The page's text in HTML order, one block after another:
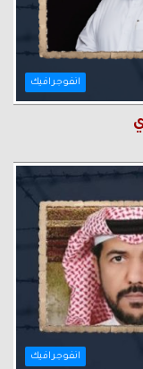
انفوجرافيك
انفوجرافيك